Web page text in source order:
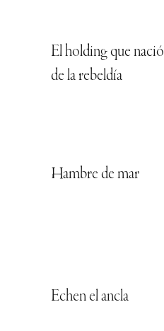
El holding que nació
de la rebeldía
Hambre de mar
Echen el ancla